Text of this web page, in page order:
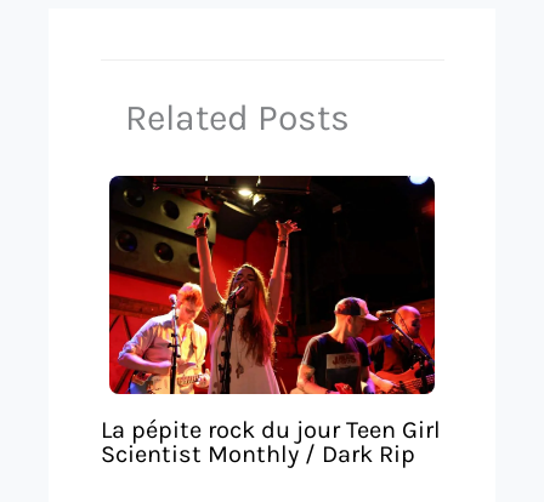
Related Posts
La pépite rock du jour Teen Girl
Scientist Monthly / Dark Rip